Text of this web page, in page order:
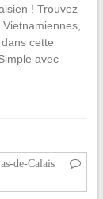
! Trouvez
cette
avec
de-Calais